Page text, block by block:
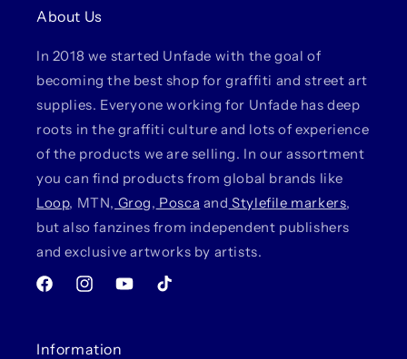
About Us
In 2018 we started Unfade with the goal of
becoming the best shop for graffiti and street art
supplies. Everyone working for Unfade has deep
roots in the graffiti culture and lots of experience
of the products we are selling. In our assortment
you can find products from global brands like
Loop, MTN, Grog, Posca and Stylefile markers,
but also fanzines from independent publishers
and exclusive artworks by artists.
FacebookInstagramYouTubeTikTok
Information